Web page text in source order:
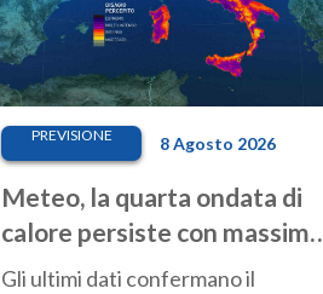
PREVISIONE 8 Agosto 2026
Meteo, la quarta ondata di
calore persiste con massime
sempre molto elevate
Gli ultimi dati confermano il